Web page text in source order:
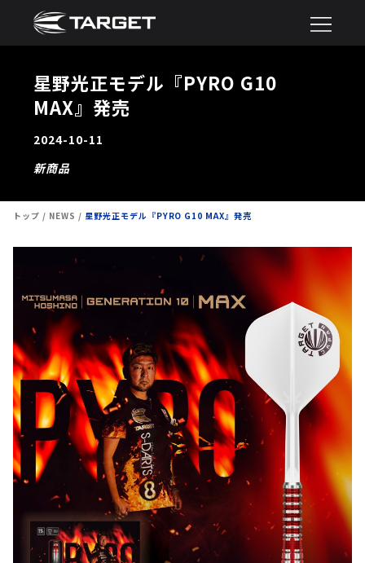
星野光正モデル『PYRO G10
MAX』発売
2024-10-11
新商品
トップ NEWS 星野光正モデル『PYRO G10 MAX』発売